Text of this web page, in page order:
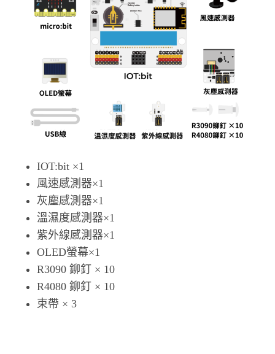
IOT:bit ×1
風速感測器×1
灰塵感測器×1
溫濕度感測器×1
紫外線感測器×1
OLED螢幕×1
R3090 鉚釘 × 10
R4080 鉚釘 × 10
束帶 × 3